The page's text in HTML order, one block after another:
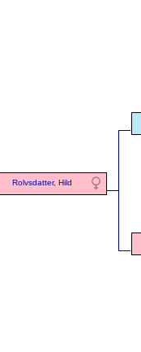
Rolvsdatter, Hild